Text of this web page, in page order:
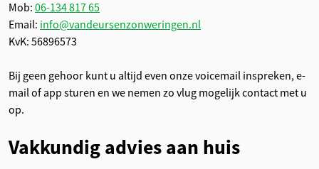
Mob: 06-134 817 65
Email: info@vandeursenzonweringen.nl
KvK: 56896573
Bij geen gehoor kunt u altijd even onze voicemail inspreken, e-
mail of app sturen en we nemen zo vlug mogelijk contact met u
op.
Vakkundig advies aan huis